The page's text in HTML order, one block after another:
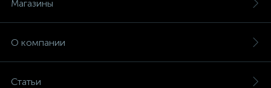
Магазины
О компании
Статьи